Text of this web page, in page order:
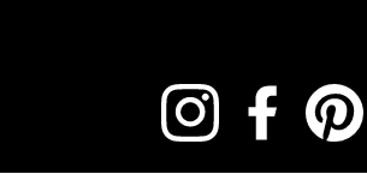
InstagramFacebook